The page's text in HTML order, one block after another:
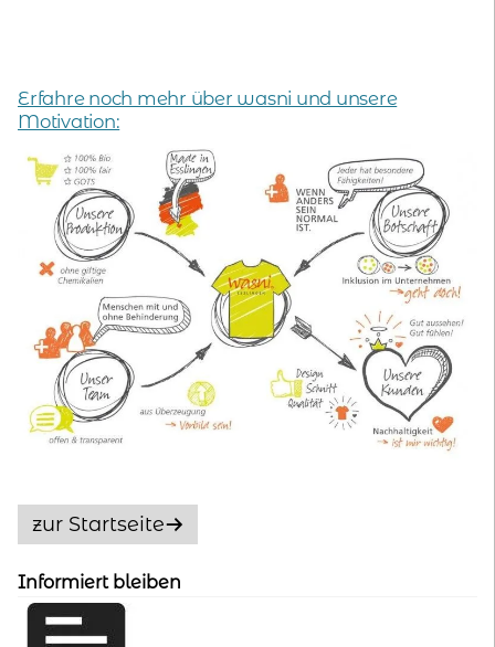
Erfahre noch mehr über wasni und unsere
Motivation:
zur Startseite
Informiert bleiben